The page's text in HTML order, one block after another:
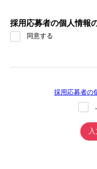
採用応募者の個人情報
同意する
採用応募者の